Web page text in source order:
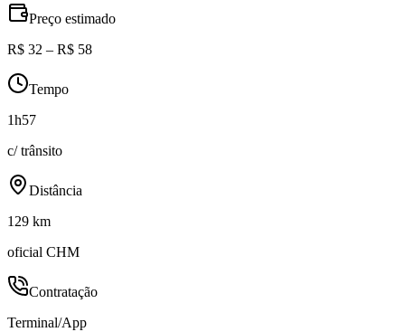
Preço estimado
R$ 32 – R$ 58
Tempo
1h57
c/ trânsito
Distância
129 km
oficial CHM
Contratação
Terminal/App